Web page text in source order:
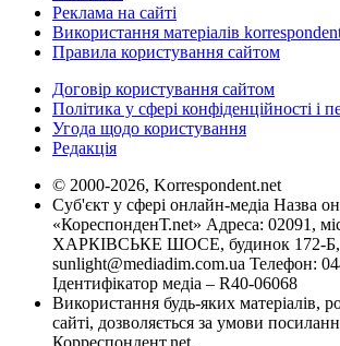
Реклама на сайті
Використання матеріалів
Правила користування сайтом
Договір користування сайтом
Політика у сфері конфіденційності і
Угода щодо користування
Редакція
© 2000-2026, Korrespondent.net
Суб'єкт у сфері онлайн-медіа Назва
«КореспонденТ.net» Адреса: 02091,
ХАРКІВСЬКЕ ШОСЕ, будинок 172-Б,
sunlight@mediadim.com.ua Телефон:
Ідентифікатор медіа – R40-06068
Використання будь-яких матеріалів,
сайті, дозволяється за умови
Корреспондент.net.